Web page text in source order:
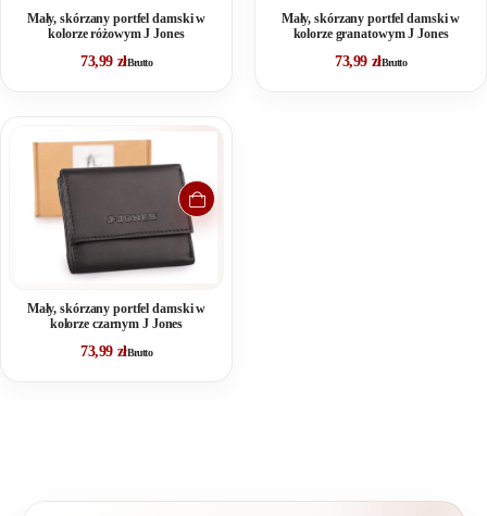
Mały, skórzany portfel damski w
kolorze różowym J Jones
73,99 złBrutto
Mały, skórzany portfel damski w
kolorze granatowym J Jones
73,99 złBrutto
Mały, skórzany portfel damski w
kolorze czarnym J Jones
73,99 złBrutto